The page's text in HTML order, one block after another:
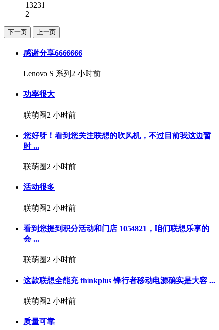
13231
2
下一页 上一页
感谢分享6666666
Lenovo S 系列 2 小时前
功率很大
联萌圈2 小时前
您好呀！看到您关注联想的吹风机，不过目前我这边暂
时 ...
联萌圈2 小时前
活动很多
联萌圈2 小时前
看到您提到积分活动和门店 1054821，咱们联想乐享的
会 ...
联萌圈2 小时前
这款联想全能充 thinkplus 锋行者移动电源确实是大容 ...
联萌圈2 小时前
质量可靠